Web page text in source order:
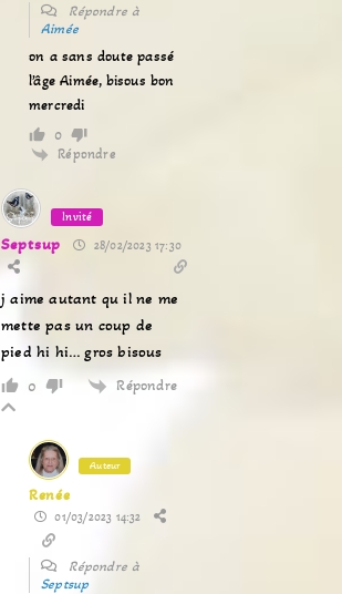
Répondre à
Aimée
on a sans doute passé
l’âge Aimée, bisous bon
mercredi
0
Répondre
Invité
Septsup 28/02/2023 17:30
j aime autant qu il ne me
mette pas un coup de
pied hi hi… gros bisous
0 Répondre
Auteur
Renée
01/03/2023 14:32
Répondre à
Septsup